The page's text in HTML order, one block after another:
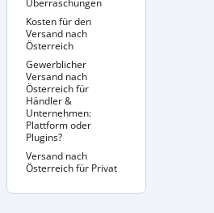
Überraschungen
Kosten für den
Versand nach
Österreich
Gewerblicher
Versand nach
Österreich für
Händler &
Unternehmen:
Plattform oder
Plugins?
Versand nach
Österreich für Privat